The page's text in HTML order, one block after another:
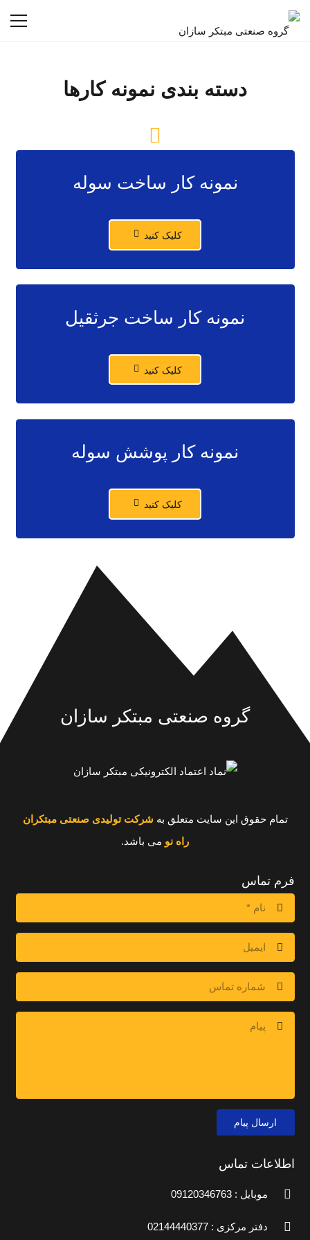
دسته بندی نمونه کارها
نمونه کار ساخت سوله
کلیک کنید
نمونه کار ساخت جرثقیل
کلیک کنید
نمونه کار پوشش سوله
کلیک کنید
گروه صنعتی مبتکر سازان
تمام حقوق این سایت متعلق به شرکت تولیدی صنعتی مبتکران
راه نو می باشد.
فرم تماس
ارسال پیام
اطلاعات تماس
موبایل : 09120346763
دفتر مرکزی : 02144440377